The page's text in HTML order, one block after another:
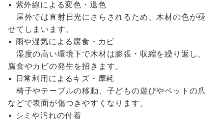
• 紫外線による変色・退色
屋外では直射日光にさらされるため、木材の色が褪
せてしまいます。
• 雨や湿気による腐食・カビ
湿度の高い環境下で木材は膨張・収縮を繰り返し、
腐食やカビの発生を招きます。
• 日常利用によるキズ・摩耗
椅子やテーブルの移動、子どもの遊びやペットの爪
などで表面が傷つきやすくなります。
• シミや汚れの付着